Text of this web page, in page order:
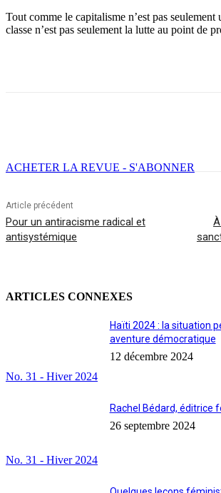
Tout comme le capitalisme n’est pas seulement
classe n’est pas seulement la lutte au point de
ACHETER LA REVUE - S'ABONNER
Article précédent
Pour un antiracisme radical et
antisystémique
ARTICLES CONNEXES
No. 31 - Hiver 2024
Haïti 2024 : la situation
aventure démocratique
12 décembre 2024
No. 31 - Hiver 2024
Rachel Bédard, éditrice
26 septembre 2024